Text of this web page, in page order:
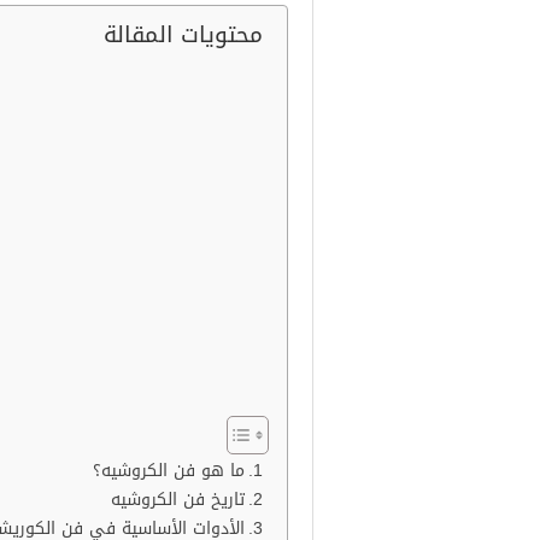
محتويات المقالة
ما هو فن الكروشيه؟
تاريخ فن الكروشيه
الأدوات الأساسية في فن